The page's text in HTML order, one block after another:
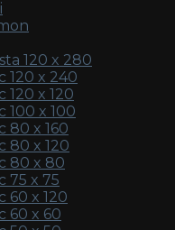
120 x 280
120 x 240
x 120
100 x 100
80 x 160
80 x 120
80 x 80
75 x 75
60 x 120
60 x 60